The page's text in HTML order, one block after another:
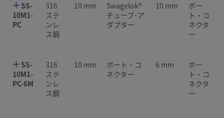
SS-
10M1-
PC
316
ステ
ンレ
ス鋼
10 mm
Swagelok®
チューブ･ア
ダプター
10 mm
ポー
ト・コ
ネクタ
ー
SS-
10M1-
PC-6M
316
ステ
ンレ
ス鋼
10 mm
ポート・コ
ネクター
6 mm
ポー
ト・コ
ネクタ
ー